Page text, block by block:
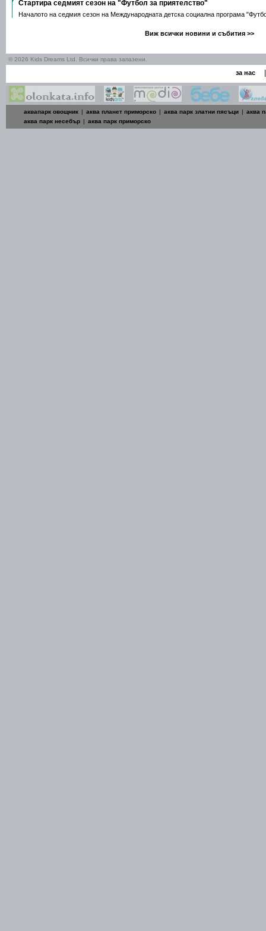
Стартира седмият сезон на "Футбол за приятелство"
Началото на седмия сезон на Международната детска социална програма
Виж всички новини и събития >>
© 2026 Kids Dreams Ltd. Всички права запазени.
за нас |
аквапарк овощник | аква планет приморско | аква парк златни пясъци | аква
аква парк несебър | аква парк приморско